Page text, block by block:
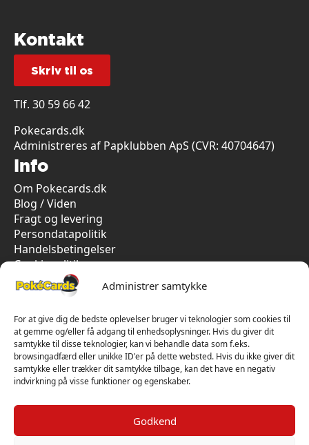
Administrer samtykke
For at give dig de bedste oplevelser bruger vi teknologier som cookies til
at gemme og/eller få adgang til enhedsoplysninger. Hvis du giver dit
samtykke til disse teknologier, kan vi behandle data som f.eks.
browsingadfærd eller unikke ID'er på dette websted. Hvis du ikke giver dit
samtykke eller trækker dit samtykke tilbage, kan det have en negativ
indvirkning på visse funktioner og egenskaber.
Godkend
Kontakt
Skriv til os
Tlf. 30 59 66 42
Pokecards.dk
Administreres af Papklubben ApS (CVR: 40704647)
Info
Om Pokecards.dk
Blog / Viden
Fragt og levering
Persondatapolitik
Handelsbetingelser
Cookiepolitik
Vi har kun 5-stjernet anmeldelser på Trustpilot